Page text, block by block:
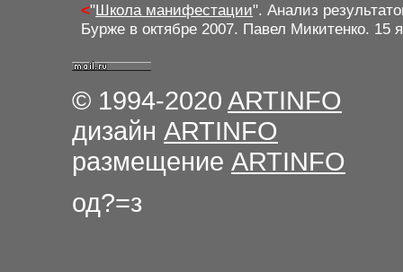
<"Школа манифестации". Анализ
Бурже в октябре 2007. Павел Микитенко. 15
© 1994-2020 ARTINFO
дизайн ARTINFO
размещение ARTINFO
од?=з